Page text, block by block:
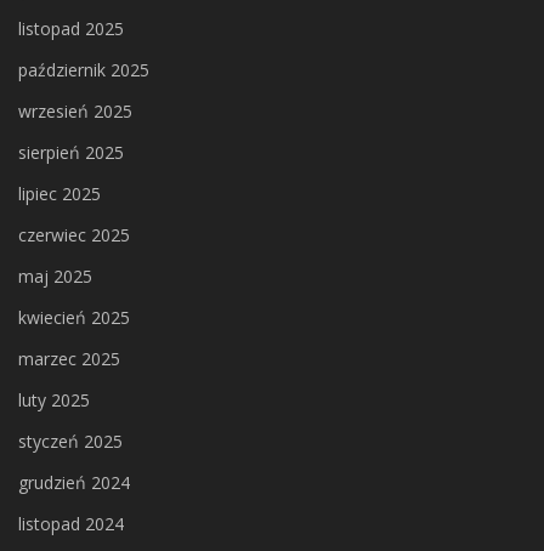
listopad 2025
październik 2025
wrzesień 2025
sierpień 2025
lipiec 2025
czerwiec 2025
maj 2025
kwiecień 2025
marzec 2025
luty 2025
styczeń 2025
grudzień 2024
listopad 2024